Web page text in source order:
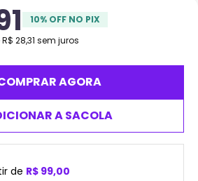
10% OFF NO PIX
R$ 28,31 sem juros
AGORA
A SACOLA
de R$ 99,00